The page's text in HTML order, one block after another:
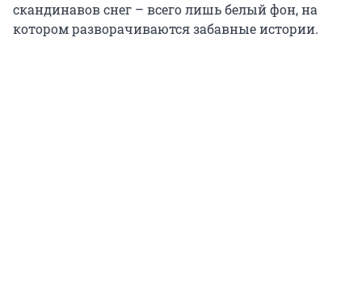
скандинавов снег – всего лишь белый фон, на
котором разворачиваются забавные истории.